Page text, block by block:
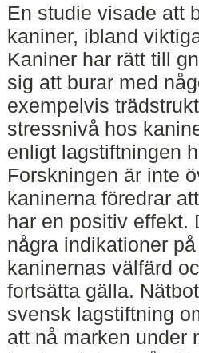
En studie visade att
kaniner, ibland
Kaniner har rätt till
sig att burar med
exempelvis
stressnivå hos
enligt lagstiftningen
Forskningen är inte
kaninerna föredrar
har en positiv effekt.
några indikationer
kaninernas välfärd
fortsätta gälla.
svensk lagstiftning
att nå marken under